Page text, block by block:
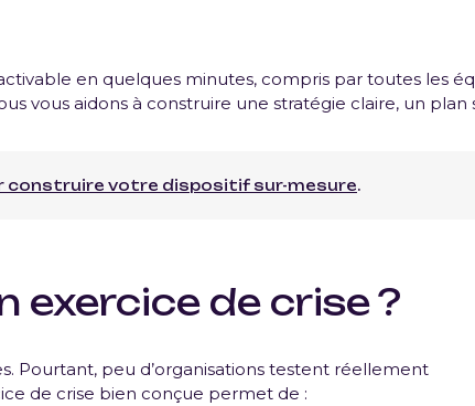
en quelques minutes, compris par toutes les
vous aidons à construire une stratégie claire, un plan
construire votre dispositif sur-mesure.
exercice de crise ?
Pourtant, peu d’organisations testent réellement
de crise bien conçue permet de :